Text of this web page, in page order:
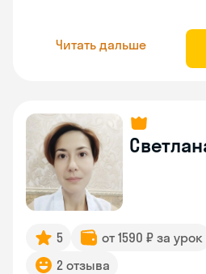
Читать дальше
5 от 1590 ₽ за урок
2 отзыва